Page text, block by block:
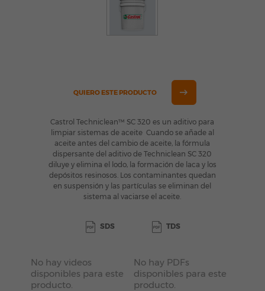
QUIERO ESTE PRODUCTO
Castrol Techniclean™ SC 320 es un aditivo para
limpiar sistemas de aceite Cuando se añade al
aceite antes del cambio de aceite, la fórmula
dispersante del aditivo de Techniclean SC 320
diluye y elimina el lodo, la formación de laca y los
depósitos resinosos. Los contaminantes quedan
en suspensión y las partículas se eliminan del
sistema al vaciarse el aceite.
SDS TDS
No hay videos
disponibles para este
producto.
No hay PDFs
disponibles para este
producto.